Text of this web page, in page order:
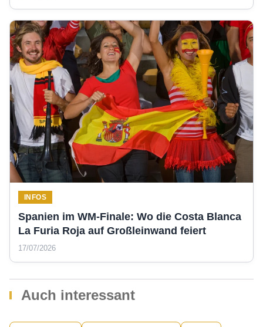
INFOS
Spanien im WM-Finale: Wo die Costa Blanca
La Furia Roja auf Großleinwand feiert
17/07/2026
Auch interessant